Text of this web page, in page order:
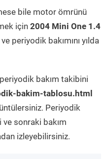
bile motor ömrünü
için 2004 Mini One 1.4
periyodik bakımını yılda
periyodik bakım takibini
bakim-tablosu.html
Periyodik
sonraki bakım
izleyebilirsiniz.